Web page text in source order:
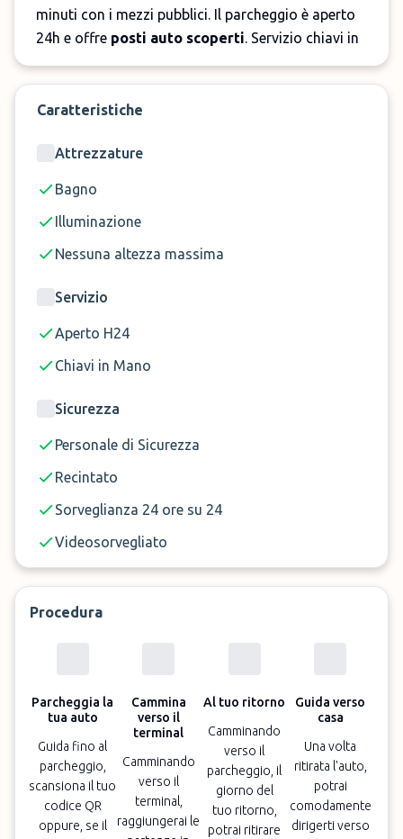
minuti con i mezzi pubblici. Il parcheggio è aperto
24h e offre posti auto scoperti. Servizio chiavi in
pattuglia del personale di sicurezza.
Caratteristiche
Attrezzature
Bagno
Illuminazione
Nessuna altezza massima
Servizio
Aperto H24
Chiavi in Mano
Sicurezza
Personale di Sicurezza
Recintato
Sorveglianza 24 ore su 24
Videosorvegliato
Procedura
Parcheggia la
tua auto
Guida fino al
parcheggio,
scansiona il tuo
codice QR
oppure, se il
Cammina
verso il
terminal
Camminando
verso il
terminal,
raggiungerai le
Al tuo ritorno
Camminando
verso il
parcheggio, il
giorno del
tuo ritorno,
potrai ritirare
Guida verso
casa
Una volta
ritirata l'auto,
potrai
comodamente
dirigerti verso